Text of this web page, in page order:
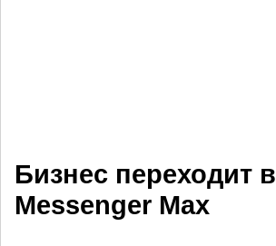
Бизнес переходит в
Messenger Max